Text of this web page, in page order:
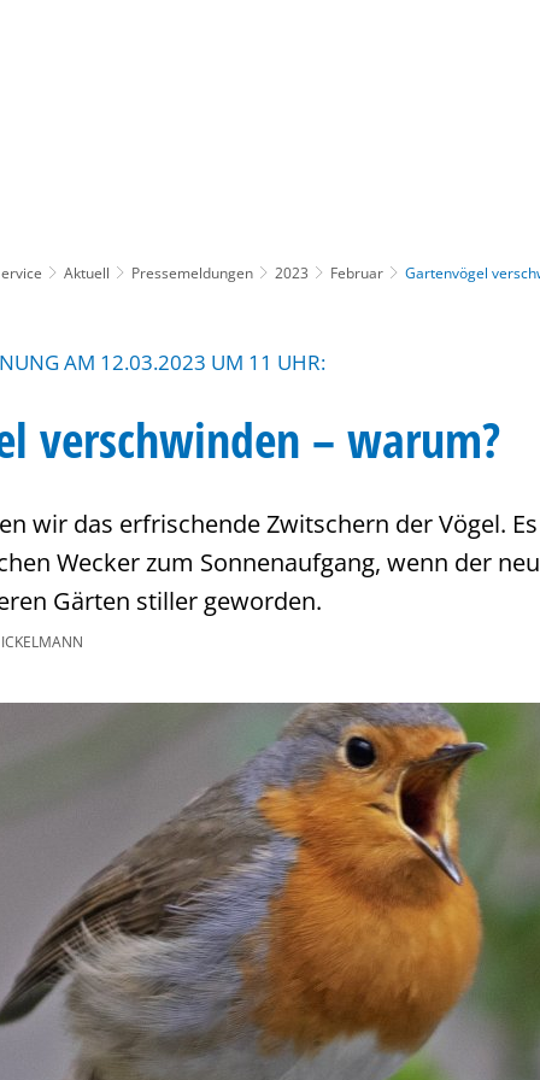
Aktuell Pressemeldungen 2023 Februar Gartenvögel
AM 12.03.2023 UM 11 UHR:
verschwinden – warum?
wir das erfrischende Zwitschern der Vögel.
Wecker zum Sonnenaufgang, wenn der
Gärten stiller geworden.